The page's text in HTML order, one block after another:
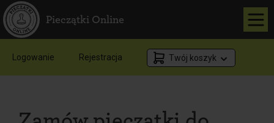
Pieczątki Online
Logowanie Rejestracja Twój koszyk